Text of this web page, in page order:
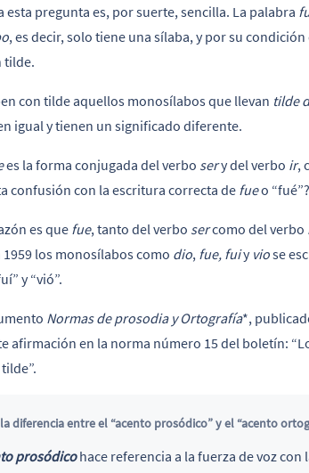
esta pregunta es, por suerte, sencilla. La palabra
, es decir, solo tiene una sílaba, y por su
tilde.
con tilde aquellos monosílabos que llevan tilde
igual y tienen un significado diferente.
es la forma conjugada del verbo sery del verbo ir,
confusión con la escritura correcta defueo “fué”?
es que fue, tanto del verbo sercomo del verbo
los monosílabos como dio, fue, fuiyviose
y “vió”.
Normas de prosodia y Ortografía*,
afirmación en la norma número 15 del boletín:
la diferencia entre el “acento prosódico” y el “acento
prosódicohace referencia a la fuerza de voz